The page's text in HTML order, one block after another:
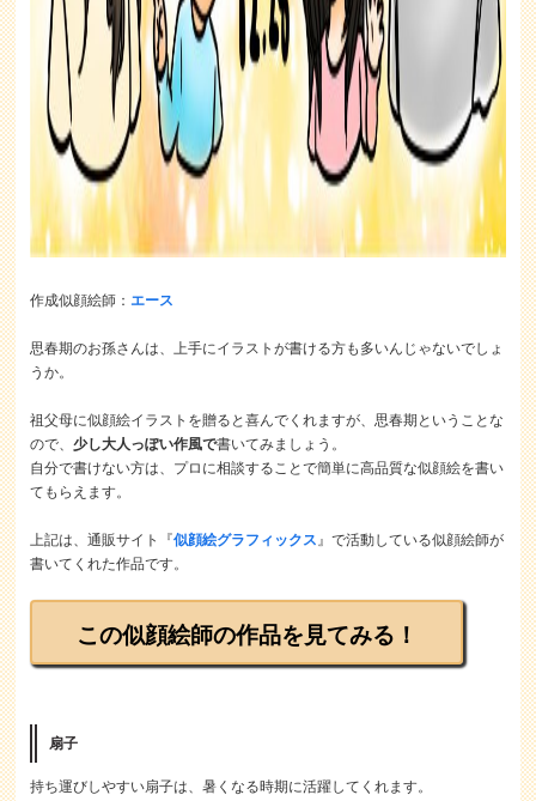
作成似顔絵師： エース
思春期のお孫さんは、上手にイラストが書ける方も多いんじゃないでしょ
うか。
祖父母に似顔絵イラストを贈ると喜んでくれますが、思春期ということな
ので、少し大人っぽい作風で書いてみましょう。
自分で書けない方は、プロに相談することで簡単に高品質な似顔絵を書い
てもらえます。
上記は、通販サイト『似顔絵グラフィックス』で活動している似顔絵師が
書いてくれた作品です。
この似顔絵師の作品を見てみる！
扇子
持ち運びしやすい扇子は、暑くなる時期に活躍してくれます。